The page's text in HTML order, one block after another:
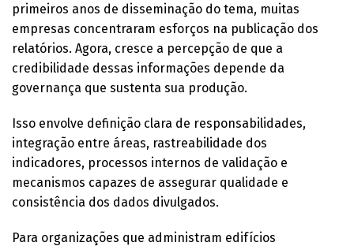
primeiros anos de disseminação do tema, muitas
empresas concentraram esforços na publicação dos
relatórios. Agora, cresce a percepção de que a
credibilidade dessas informações depende da
governança que sustenta sua produção.
Isso envolve definição clara de responsabilidades,
integração entre áreas, rastreabilidade dos
indicadores, processos internos de validação e
mecanismos capazes de assegurar qualidade e
consistência dos dados divulgados.
Para organizações que administram edifícios